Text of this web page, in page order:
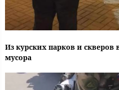
Из курских парков и
мусора